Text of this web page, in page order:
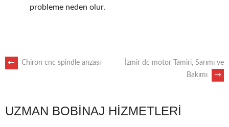
probleme neden olur.
POST
← Chiron cnc spindle arızası
İzmir dc motor Tamiri, Sarımı ve
Bakımı
→
UZMAN BOBINAJ HIZMETLERI